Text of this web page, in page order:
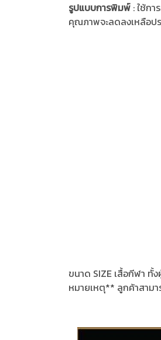
รูปแบบการพิมพ์ : ใช้ก
คุณภาพจะลดลงเหลือป
ขนาด SIZE เสื้อกีฬา ทั้
หมายเหตุ** ลูกค้าสามา